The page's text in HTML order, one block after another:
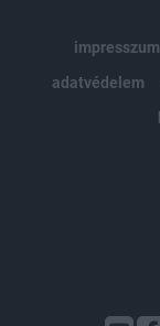
impresszum
adatvédelem